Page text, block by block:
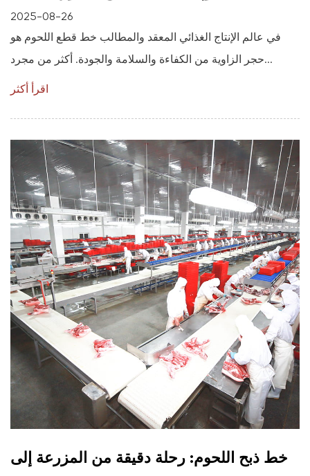
2025-08-26
في عالم الإنتاج الغذائي المعقد والمطالب خط قطع اللحوم هو
حجر الزاوية من الكفاءة والسلامة والجودة. أكثر من مجرد...
اقرأ أكثر
خط ذبح اللحوم: رحلة دقيقة من المزرعة إلى